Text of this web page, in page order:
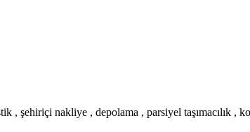
, şehiriçi nakliye , depolama , parsiyel taşımacılık